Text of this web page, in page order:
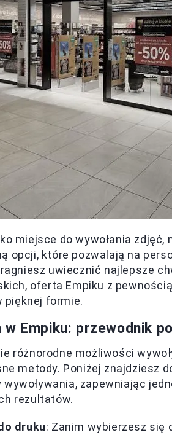
miejsce do wywołania zdjęć,
opcji, które pozwalają na
uwiecznić najlepsze
oferta Empiku z
pięknej formie.
w Empiku: przewodnik
różnorodne możliwości
metody. Poniżej znajdziesz
zapewniając
rezultatów.
druku: Zanim wybierzesz się